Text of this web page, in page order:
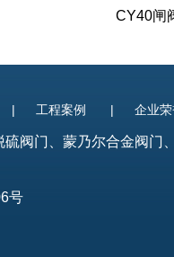
CY40闸
| 工程案例 | 企业
硫阀门、蒙乃尔合金阀门
号